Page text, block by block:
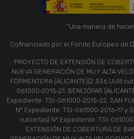
“Una manera de
Cofinanciado por el Fondo Europeo de
PROYECTO DE EXTENSIÓN DE
NUEVA GENERACIÓN DE MUY ALTA
FORMENTERA (ALICANTE)(2.336 UUIII
061000-2015-21, BENIJÓFAR
Expediente: TSI-061000-2015-22, SAN
Nº Expediente: TSI-061000-2016-17 y
cubiertas) Nº Expediente: TSI-
EXTENSIÓN DE COBERTURA DE